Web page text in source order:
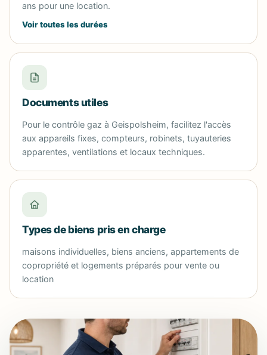
ans pour une location.
Voir toutes les durées
Documents utiles
Pour le contrôle gaz à Geispolsheim, facilitez l'accès
aux appareils fixes, compteurs, robinets, tuyauteries
apparentes, ventilations et locaux techniques.
Types de biens pris en charge
maisons individuelles, biens anciens, appartements de
copropriété et logements préparés pour vente ou
location